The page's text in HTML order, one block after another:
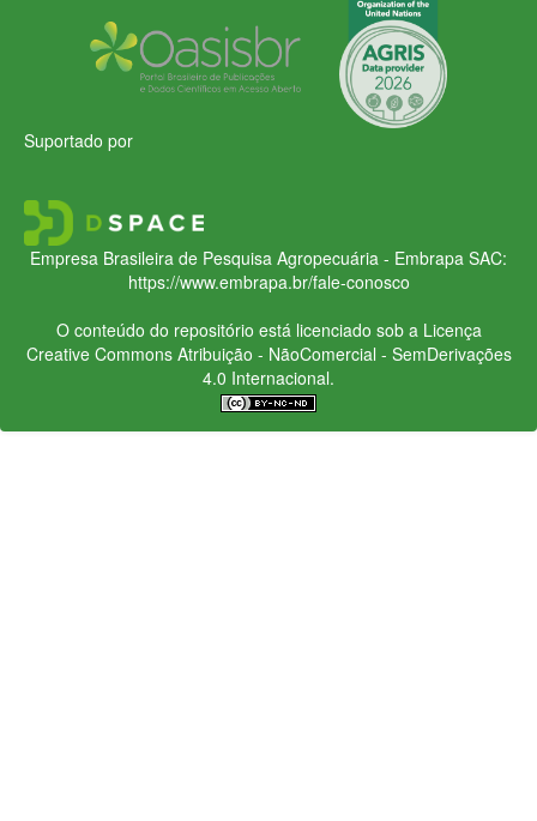
Suportado por
Empresa Brasileira de Pesquisa Agropecuária - Embrapa SAC:
https://www.embrapa.br/fale-conosco
O conteúdo do repositório está licenciado sob a Licença
Creative CommonsAtribuição - NãoComercial - SemDerivações
4.0 Internacional.